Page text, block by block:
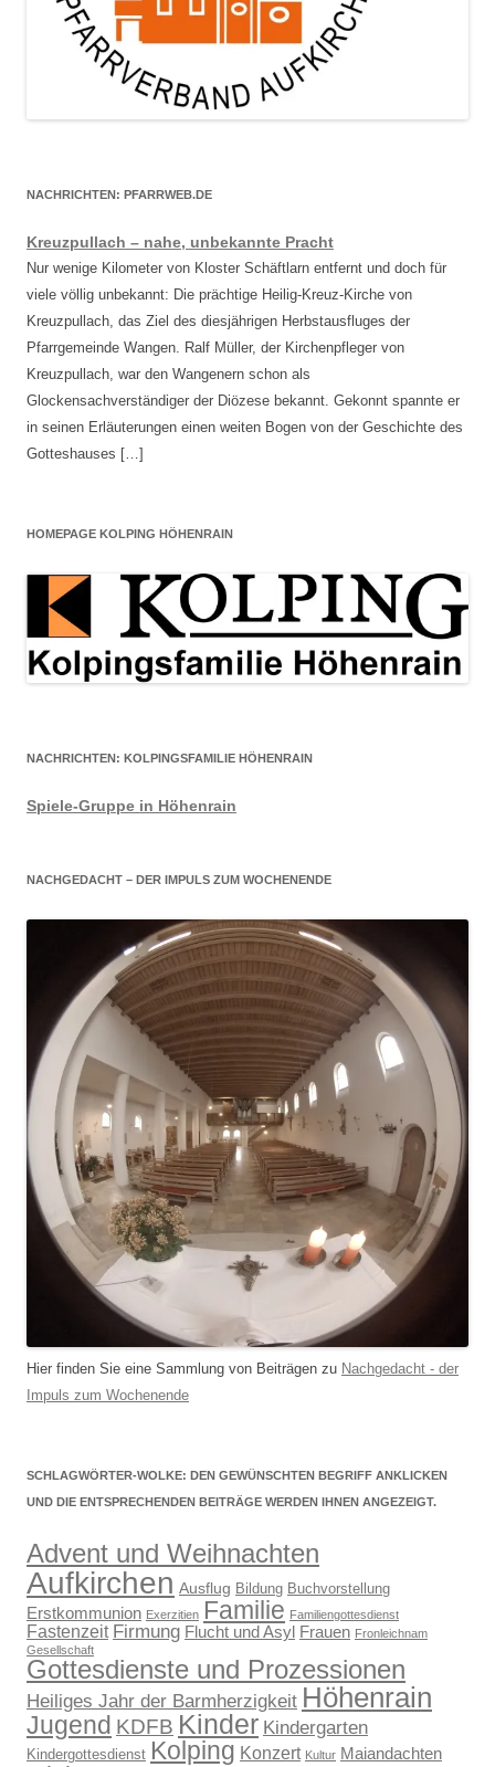
NACHRICHTEN: PFARRWEB.DE
Kreuzpullach – nahe, unbekannte Pracht
Nur wenige Kilometer von Kloster Schäftlarn entfernt und doch für
viele völlig unbekannt: Die prächtige Heilig-Kreuz-Kirche von
Kreuzpullach, das Ziel des diesjährigen Herbstausfluges der
Pfarrgemeinde Wangen. Ralf Müller, der Kirchenpfleger von
Kreuzpullach, war den Wangenern schon als
Glockensachverständiger der Diözese bekannt. Gekonnt spannte er
in seinen Erläuterungen einen weiten Bogen von der Geschichte des
Gotteshauses […]
HOMEPAGE KOLPING HÖHENRAIN
NACHRICHTEN: KOLPINGSFAMILIE HÖHENRAIN
Spiele-Gruppe in Höhenrain
NACHGEDACHT – DER IMPULS ZUM WOCHENENDE
Hier finden Sie eine Sammlung von Beiträgen zu Nachgedacht - der
Impuls zum Wochenende
SCHLAGWÖRTER-WOLKE: DEN GEWÜNSCHTEN BEGRIFF ANKLICKEN
UND DIE ENTSPRECHENDEN BEITRÄGE WERDEN IHNEN ANGEZEIGT.
Advent und Weihnachten
Aufkirchen Ausflug Bildung Buchvorstellung
Erstkommunion Exerzitien Familie Familiengottesdienst
Fastenzeit Firmung Flucht und Asyl Frauen Fronleichnam
Gesellschaft
Gottesdienste und Prozessionen
Heiliges Jahr der Barmherzigkeit Höhenrain
Jugend KDFB Kinder Kindergarten
Kindergottesdienst Kolping Konzert Kultur Maiandachten